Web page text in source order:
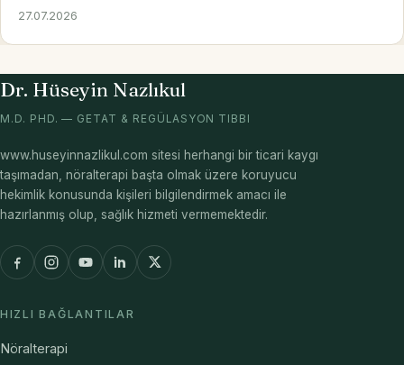
27.07.2026
Dr. Hüseyin Nazlıkul
M.D. PHD. — GETAT & REGÜLASYON TIBBI
www.huseyinnazlikul.com sitesi herhangi bir ticari kaygı
taşımadan, nöralterapi başta olmak üzere koruyucu
hekimlik konusunda kişileri bilgilendirmek amacı ile
hazırlanmış olup, sağlık hizmeti vermemektedir.
HIZLI BAĞLANTILAR
Nöralterapi